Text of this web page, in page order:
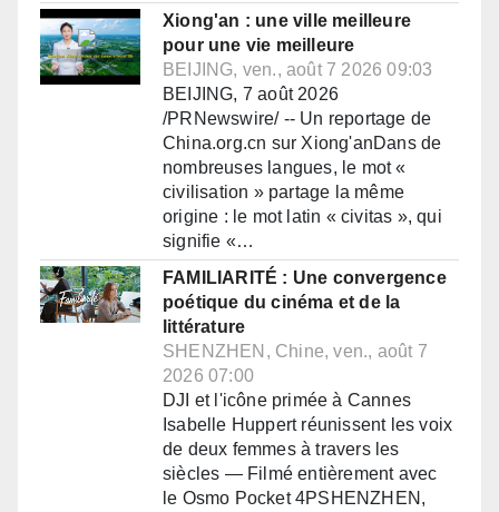
Xiong'an : une ville meilleure
pour une vie meilleure
BEIJING, ven., août 7 2026 09:03
BEIJING, 7 août 2026
/PRNewswire/ -- Un reportage de
China.org.cn sur Xiong'anDans de
nombreuses langues, le mot «
civilisation » partage la même
origine : le mot latin « civitas », qui
signifie «…
FAMILIARITÉ : Une convergence
poétique du cinéma et de la
littérature
SHENZHEN, Chine, ven., août 7
2026 07:00
DJI et l'icône primée à Cannes
Isabelle Huppert réunissent les voix
de deux femmes à travers les
siècles — Filmé entièrement avec
le Osmo Pocket 4PSHENZHEN,